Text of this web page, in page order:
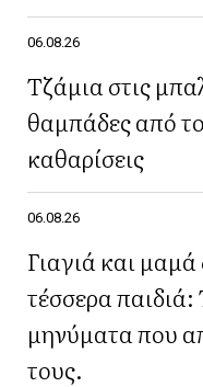
06.08.26
Τζάμια στις
θαμπάδες από
καθαρίσεις
06.08.26
Γιαγιά και
τέσσερα
μηνύματα που
τους.